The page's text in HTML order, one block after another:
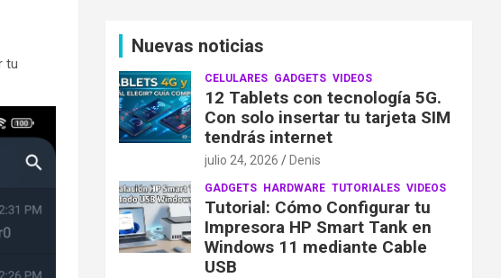
tu
Nuevas noticias
CELULARES GADGETS VIDEOS
12 Tablets con tecnología 5G.
Con solo insertar tu tarjeta SIM
tendrás internet
julio 24, 2026 Denis
GADGETS HARDWARE TUTORIALES VIDEOS
Tutorial: Cómo Configurar tu
Impresora HP Smart Tank en
Windows 11 mediante Cable
USB